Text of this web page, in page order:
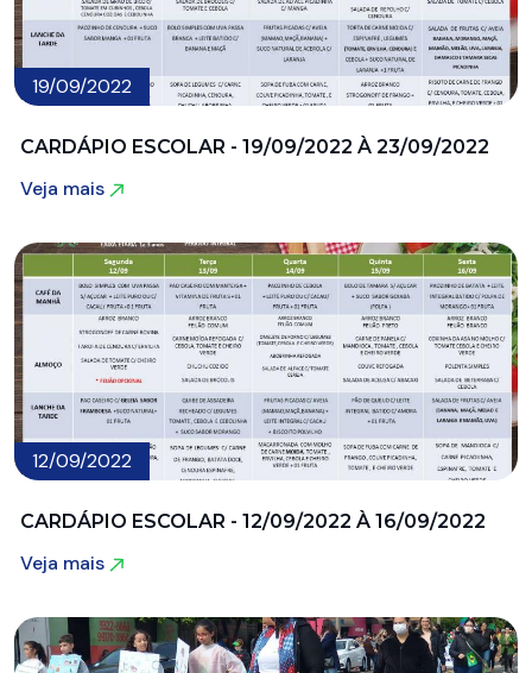
19/09/2022
CARDÁPIO ESCOLAR - 19/09/2022 À 23/09/2022
Veja mais
12/09/2022
CARDÁPIO ESCOLAR - 12/09/2022 À 16/09/2022
Veja mais